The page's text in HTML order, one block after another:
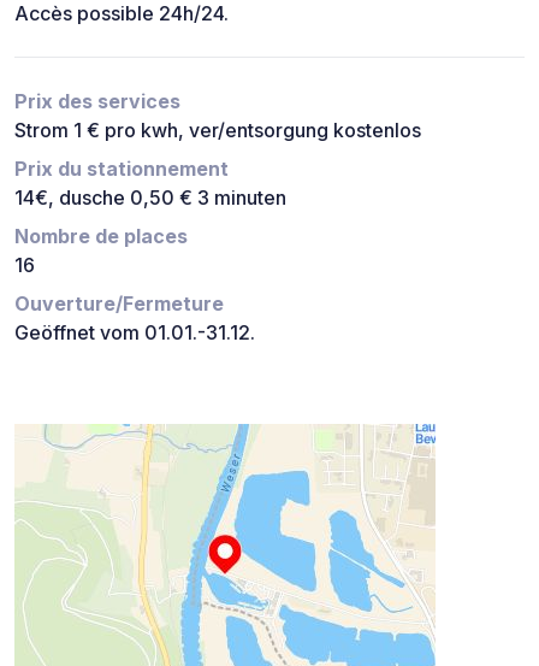
Accès possible 24h/24.
Prix des services
Strom 1 € pro kwh, ver/entsorgung kostenlos
Prix du stationnement
14€, dusche 0,50 € 3 minuten
Nombre de places
16
Ouverture/Fermeture
Geöffnet vom 01.01.-31.12.